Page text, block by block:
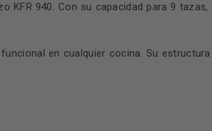
KFR 940. Con su capacidad para 9
en cualquier cocina. Su